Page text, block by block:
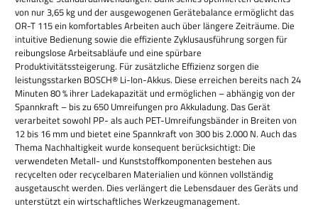
von nur 3,65 kg und der ausgewogenen Gerätebalance ermöglicht das
OR-T 115 ein komfortables Arbeiten auch über längere Zeiträume. Die
intuitive Bedienung sowie die effiziente Zyklusausführung sorgen für
reibungslose Arbeitsabläufe und eine spürbare
Produktivitätssteigerung. Für zusätzliche Effizienz sorgen die
leistungsstarken BOSCH® Li-Ion-Akkus. Diese erreichen bereits nach 24
Minuten 80 % ihrer Ladekapazität und ermöglichen – abhängig von der
Spannkraft – bis zu 650 Umreifungen pro Akkuladung. Das Gerät
verarbeitet sowohl PP- als auch PET-Umreifungsbänder in Breiten von
12 bis 16 mm und bietet eine Spannkraft von 300 bis 2.000 N. Auch das
Thema Nachhaltigkeit wurde konsequent berücksichtigt: Die
verwendeten Metall- und Kunststoffkomponenten bestehen aus
recycelten oder recycelbaren Materialien und können vollständig
ausgetauscht werden. Dies verlängert die Lebensdauer des Geräts und
unterstützt ein wirtschaftliches Werkzeugmanagement.